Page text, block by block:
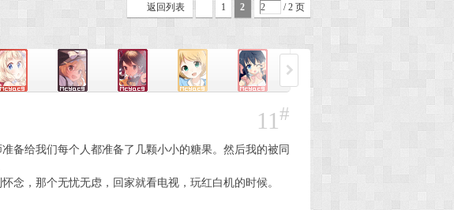
1 2 / 2 页
返回列表
11 #
备给我们每个人都准备了几颗小小的糖果。然后我的被同
念，那个无忧无虑，回家就看电视，玩红白机的时候。